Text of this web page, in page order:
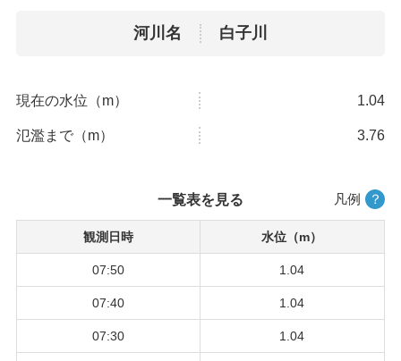
河川名 白子川
現在の水位（m） 1.04
氾濫まで（m） 3.76
凡例 ？
一覧表を見る
観測日時 水位（m）
07:50 1.04
07:40 1.04
07:30 1.04